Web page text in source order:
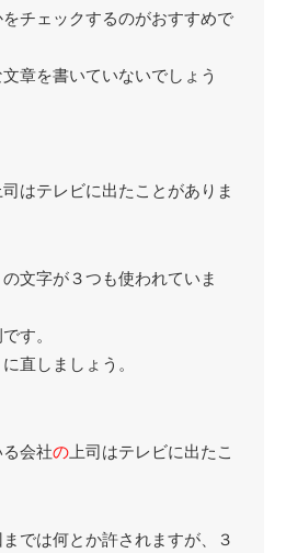
チェックするのがおすすめで
章を書いていないでしょう
司はテレビに出たことがありま
の文字が３つも使われていま
す。
直しましょう。
会社の 上司はテレビに出たこ
では何とか許されますが、３